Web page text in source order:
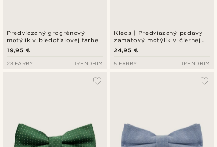
Predviazaný grogrénový
motýlik v bledofialovej farbe
19,95 €
23 FARBY TRENDHIM
Kleos | Predviazaný padavý
zamatový motýlik v čiernej
farbe
24,95 €
5 FARBY TRENDHIM